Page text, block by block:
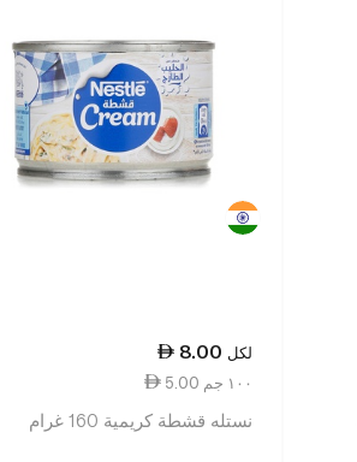
8.00 لكل
5.00 ١٠٠ جم
نستله قشطة كريمية 160 غرام